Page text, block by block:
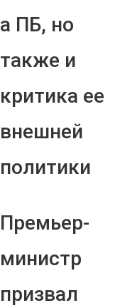
а ПБ, но
также и
критика ее
внешней
политики
Премьер-
министр
призвал